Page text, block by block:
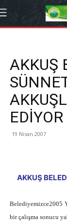
AKKUŞ
EDİYOR
19 Nisan 2007
AKKUŞ
Belediyemizce2005
bir çalışma sonucu